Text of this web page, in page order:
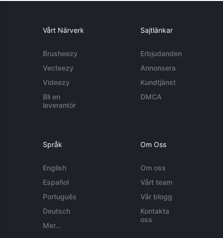
Vårt Närverk
Brusheezy
Vecteezy
Videezy
Bli en
leverantör
Sajtlänkar
Erbjudanden
Annonsera
Kundtjänst
DMCA
Språk
English
Español
Português
Deutsch
Mer...
Om Oss
Om oss
Vårt team
Vår blogg
Kontakta
oss